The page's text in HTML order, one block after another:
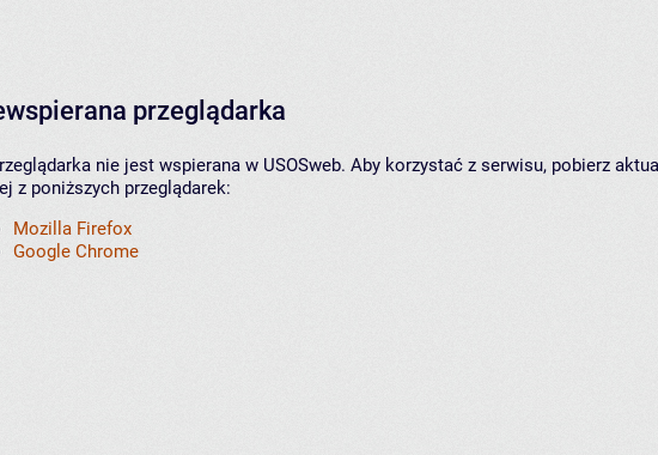
przeglądarka
nie jest wspierana w USOSweb. Aby korzystać z serwisu, pobierz
z poniższych przeglądarek:
Mozilla Firefox
Google Chrome